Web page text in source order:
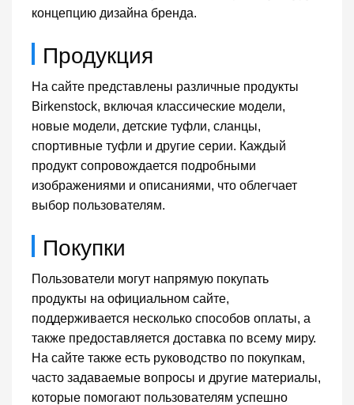
концепцию дизайна бренда.
Продукция
На сайте представлены различные продукты
Birkenstock, включая классические модели,
новые модели, детские туфли, сланцы,
спортивные туфли и другие серии. Каждый
продукт сопровождается подробными
изображениями и описаниями, что облегчает
выбор пользователям.
Покупки
Пользователи могут напрямую покупать
продукты на официальном сайте,
поддерживается несколько способов оплаты, а
также предоставляется доставка по всему миру.
На сайте также есть руководство по покупкам,
часто задаваемые вопросы и другие материалы,
которые помогают пользователям успешно